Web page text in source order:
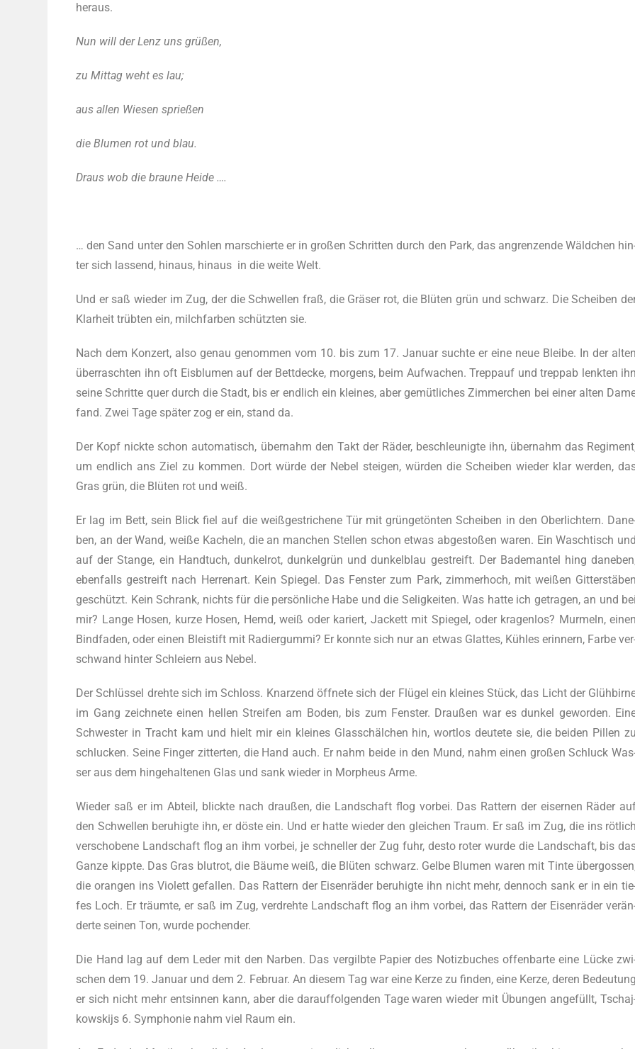
heraus.
Nun will der Lenz uns grüßen,
zu Mit­tag weht es lau;
aus allen Wie­sen sprießen
die Blu­men rot und blau.
Draus wob die brau­ne Heide ….
… den Sand unter den Soh­len mar­schier­te er in gro­ßen Schrit­ten durch den Park, das angren­zen­de Wäld­chen
ter sich las­send, hin­aus, hin­aus in die wei­te Welt.
Und er saß wie­der im Zug, der die Schwel­len fraß, die Grä­ser rot, die Blü­ten grün und schwarz. Die Schei­ben
Klar­heit trüb­ten ein, milch­far­ben schütz­ten sie.
Nach dem Kon­zert, also genau genom­men vom 10. bis zum 17. Janu­ar such­te er eine neue Blei­be. In der alten
über­rasch­ten ihn oft Eis­blu­men auf der Bett­de­cke, mor­gens, beim Auf­wa­chen. Trepp­auf und trepp­ab lenk­ten ihn
sei­ne Schrit­te quer durch die Stadt, bis er end­lich ein klei­nes, aber gemüt­li­ches Zim­mer­chen bei einer alten
fand. Zwei Tage spä­ter zog er ein, stand da.
Der Kopf nick­te schon auto­ma­tisch, über­nahm den Takt der Räder, beschleu­nig­te ihn, über­nahm das
um end­lich ans Ziel zu kom­men. Dort wür­de der Nebel stei­gen, wür­den die Schei­ben wie­der klar wer­den,
Gras grün, die Blü­ten rot und weiß.
Er lag im Bett, sein Blick fiel auf die weiß­ge­stri­che­ne Tür mit grün­ge­tön­ten Schei­ben in den Ober­lich­tern.
ben, an der Wand, wei­ße Kacheln, die an man­chen Stel­len schon etwas abge­sto­ßen waren. Ein Wasch­tisch und
auf der Stan­ge, ein Hand­tuch, dun­kel­rot, dun­kel­grün und dun­kel­blau gestreift. Der Bade­man­tel hing
eben­falls gestreift nach Her­ren­art. Kein Spie­gel. Das Fens­ter zum Park, zim­mer­hoch, mit wei­ßen Git­ter­stä­ben
geschützt. Kein Schrank, nichts für die per­sön­li­che Habe und die Selig­kei­ten. Was hat­te ich getra­gen, an und bei
mir? Lan­ge Hosen, kur­ze Hosen, Hemd, weiß oder kariert, Jackett mit Spie­gel, oder kra­gen­los? Mur­meln, einen
Bind­fa­den, oder einen Blei­stift mit Radier­gum­mi? Er konn­te sich nur an etwas Glat­tes, Küh­les erin­nern, Far­be
schwand hin­ter Schlei­ern aus Nebel.
Der Schlüs­sel dreh­te sich im Schloss. Knar­zend öff­ne­te sich der Flü­gel ein klei­nes Stück, das Licht der
im Gang zeich­ne­te einen hel­len Strei­fen am Boden, bis zum Fens­ter. Drau­ßen war es dun­kel gewor­den.
Schwes­ter in Tracht kam und hielt mir ein klei­nes Glas­schäl­chen hin, wort­los deu­te­te sie, die bei­den Pil­len zu
schlu­cken. Sei­ne Fin­ger zit­ter­ten, die Hand auch. Er nahm bei­de in den Mund, nahm einen gro­ßen Schluck
ser aus dem hin­ge­hal­te­nen Glas und sank wie­der in Mor­pheus Arme.
Wie­der saß er im Abteil, blick­te nach drau­ßen, die Land­schaft flog vor­bei. Das Rat­tern der eiser­nen Räder
den Schwel­len beru­hig­te ihn, er dös­te ein. Und er hat­te wie­der den glei­chen Traum. Er saß im Zug, die ins röt­lich
ver­scho­be­ne Land­schaft flog an ihm vor­bei, je schnel­ler der Zug fuhr, des­to roter wur­de die Land­schaft, bis
Gan­ze kipp­te. Das Gras blut­rot, die Bäu­me weiß, die Blü­ten schwarz. Gel­be Blu­men waren mit Tin­te
die oran­gen ins Vio­lett gefal­len. Das Rat­tern der Eisen­rä­der beru­hig­te ihn nicht mehr, den­noch sank er in ein
fes Loch. Er träum­te, er saß im Zug, ver­dreh­te Land­schaft flog an ihm vor­bei, das Rat­tern der Eisen­rä­der
der­te sei­nen Ton, wur­de pochender.
Die Hand lag auf dem Leder mit den Nar­ben. Das ver­gilb­te Papier des Notiz­bu­ches offen­bar­te eine Lücke
schen dem 19. Janu­ar und dem 2. Febru­ar. An die­sem Tag war eine Ker­ze zu fin­den, eine Ker­ze, deren Bedeu­tung
er sich nicht mehr ent­sin­nen kann, aber die dar­auf­fol­gen­den Tage waren wie­der mit Übun­gen ange­füllt,
kow­skijs 6. Sym­pho­nie nahm viel Raum ein.